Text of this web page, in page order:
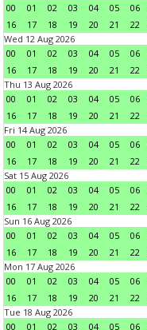
00
01 02 03 04 05 06
16
17 18 19 20 21 22
Wed 12 Aug 2026
00
01 02 03 04 05 06
16
17 18 19 20 21 22
Thu 13 Aug 2026
00
01 02 03 04 05 06
16
17 18 19 20 21 22
Fri 14 Aug 2026
00
01 02 03 04 05 06
16
17 18 19 20 21 22
Sat 15 Aug 2026
00
01 02 03 04 05 06
16
17 18 19 20 21 22
Sun 16 Aug 2026
00
01 02 03 04 05 06
16
17 18 19 20 21 22
Mon 17 Aug 2026
00
01 02 03 04 05 06
16
17 18 19 20 21 22
Tue 18 Aug 2026
00
01 02 03 04 05 06